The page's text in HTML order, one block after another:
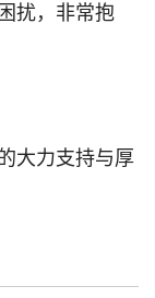
扰，非常抱
大力支持与厚